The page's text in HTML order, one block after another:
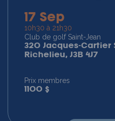
17 Sep
10h30 à 21h30
Club de golf Saint-Jean
320 Jacques-Cartier
Richelieu, J3B 4J7
Prix membres
1100 $